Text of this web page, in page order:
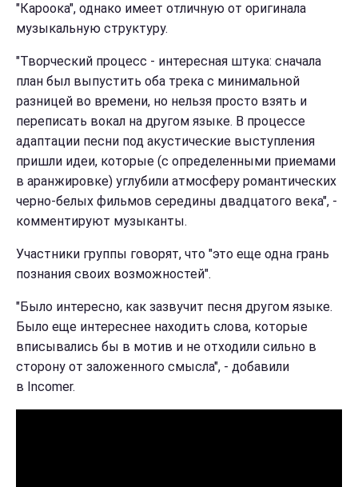
"Кароока", однако имеет отличную от оригинала
музыкальную структуру.
"Творческий процесс - интересная штука: сначала
план был выпустить оба трека с минимальной
разницей во времени, но нельзя просто взять и
переписать вокал на другом языке. В процессе
адаптации песни под акустические выступления
пришли идеи, которые (с определенными приемами
в аранжировке) углубили атмосферу романтических
черно-белых фильмов середины двадцатого века", -
комментируют музыканты.
Участники группы говорят, что "это еще одна грань
познания своих возможностей".
"Было интересно, как зазвучит песня другом языке.
Было еще интереснее находить слова, которые
вписывались бы в мотив и не отходили сильно в
сторону от заложенного смысла", - добавили
в Incomer.